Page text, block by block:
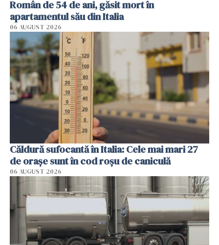
Român de 54 de ani, găsit mort în
apartamentul său din Italia
06 AUGUST 2026
Căldură sufocantă în Italia: Cele mai mari 27
de orașe sunt în cod roșu de caniculă
06 AUGUST 2026